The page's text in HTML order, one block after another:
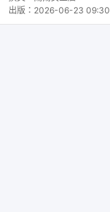
出版： 2026-06-23 09:30